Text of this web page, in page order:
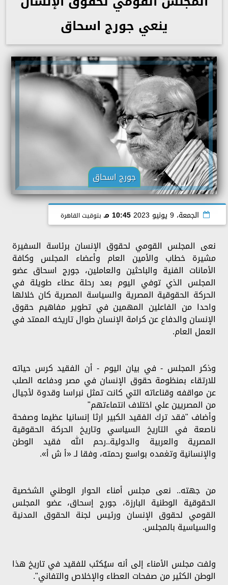
ينعي جورج اسحاق
جورج اسحاق
الجمعة، 9 يونيو 2023 10:45 مـ بتوقيت القاهرة
نعى المجلس القومي لحقوق الإنسان برئاسة السفيرة
مشيرة خطاب والأمين العام وأعضاء المجلس وكافة
الأمانات الفنية والباحثين والعاملين، جورج اسحاق عضو
المجلس الذي توفي اليوم بعد رحلة عطاء طويلة في
الحركة الحقوقية المصرية والسياسة المصرية كان خلالها
واحدا من الفاعلين المهمين في تطوير مفاهيم حقوق
الإنسان والدفاع عن كرامة الإنسان طوال تاريخه الممتد في
العمل العام.
وذكر المجلس - في بيان اليوم - أن الفقيد كرس حياته
للارتقاء بمنظومة حقوق الإنسان في مصر ودفاعه الصلب
عن مواقفه وقناعاته التي كانت تمثل نبراسا وقدوة لأجيال
من المصريين علي اختلاف انتماءتهم"
وأضاف "فقد ترك الفقيد الكبير ارثا إنسانيا عظيما وصفحة
ناصعة في التاريخ السياسي وتاريخ الحركة الحقوقية
المصرية والعربية والدولية..رحم الله فقيد الوطن
والإنسانية وتغمده بواسع رحمته، وفقا لـ «أ ش أ».
من جهته.. نعى مجلس أمناء الحوار الوطني الشخصية
الحقوقية الوطنية البارزة، جورج إسحاق، عضو المجلس
القومي لحقوق الإنسان ورئيس لجنة الحقوق المدنية
والسياسية بالمجلس.
ولفت مجلس الأمناء إلى أنه سيُكتَب للفقيد في تاريخ هذا
الوطن الكثير من صفحات العطاء والإخلاص والتفاني".